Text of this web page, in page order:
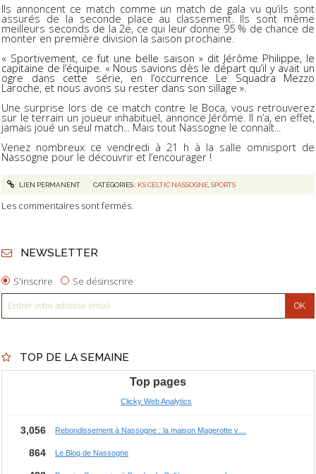
Ils annoncent ce match comme un match de gala vu qu’ils sont
assurés de la seconde place au classement. Ils sont même
meilleurs seconds de la 2e, ce qui leur donne 95 % de chance de
monter en première division la saison prochaine.
« Sportivement, ce fut une belle saison » dit Jérôme Philippe, le
capitaine de l’équipe. « Nous savions dès le départ qu’il y avait un
ogre dans cette série, en l’occurrence Le Squadra Mezzo
Laroche, et nous avons su rester dans son sillage ».
Une surprise lors de ce match contre le Boca, vous retrouverez
sur le terrain un joueur inhabituel, annonce Jérôme. Il n’a, en effet,
jamais joué un seul match... Mais tout Nassogne le connaît...
Venez nombreux ce vendredi à 21 h à la salle omnisport de
Nassogne pour le découvrir et l’encourager !
LIEN PERMANENT CATÉGORIES : KS CELTIC NASSOGNE, SPORTS
Les commentaires sont fermés.
NEWSLETTER
S'inscrire Se désinscrire
TOP DE LA SEMAINE